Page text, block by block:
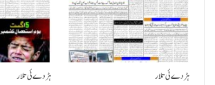
ہڑدے ئی تلار ہڑدے ئی تلار